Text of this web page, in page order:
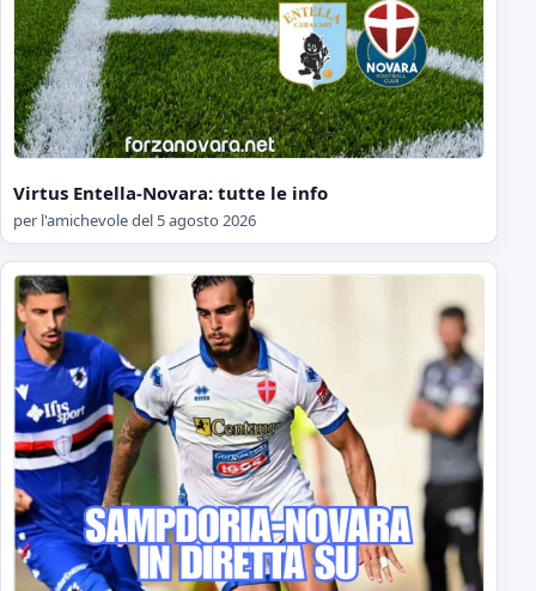
Virtus Entella-Novara: tutte le info
per l'amichevole del 5 agosto 2026